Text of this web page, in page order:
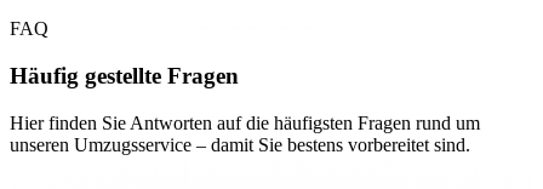
FAQ
Häufig gestellte Fragen
Hier finden Sie Antworten auf die häufigsten Fragen rund um
unseren Umzugsservice – damit Sie bestens vorbereitet sind.